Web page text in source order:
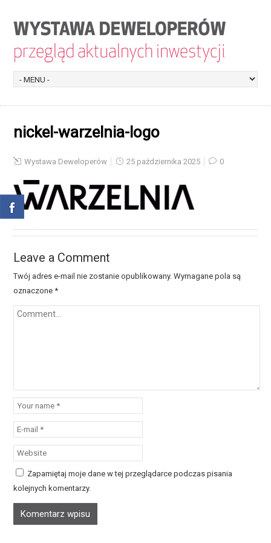
nickel-warzelnia-logo
Wystawa Deweloperów 25 października 2025 0
Leave a Comment
Twój adres e-mail nie zostanie opublikowany. Wymagane pola są
oznaczone*
Zapamiętaj moje dane w tej przeglądarce podczas pisania
kolejnych komentarzy.